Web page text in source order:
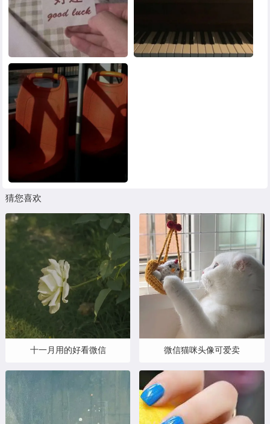
猜您喜欢
十一月用的好看微信 微信猫咪头像可爱卖